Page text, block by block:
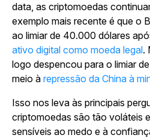
data, as criptomoedas
exemplo mais recente é que o
ao limiar de 40.000 dólares
ativo digital como moeda legal.
logo despencou para o limiar
meio à repressão da China à
Isso nos leva às principais
criptomoedas são tão voláteis
sensíveis ao medo e à